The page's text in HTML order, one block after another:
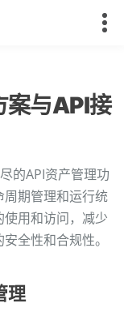
案与API接
的API资产管理功
周期管理和运行统
用和访问，减少
全性和合规性。
理